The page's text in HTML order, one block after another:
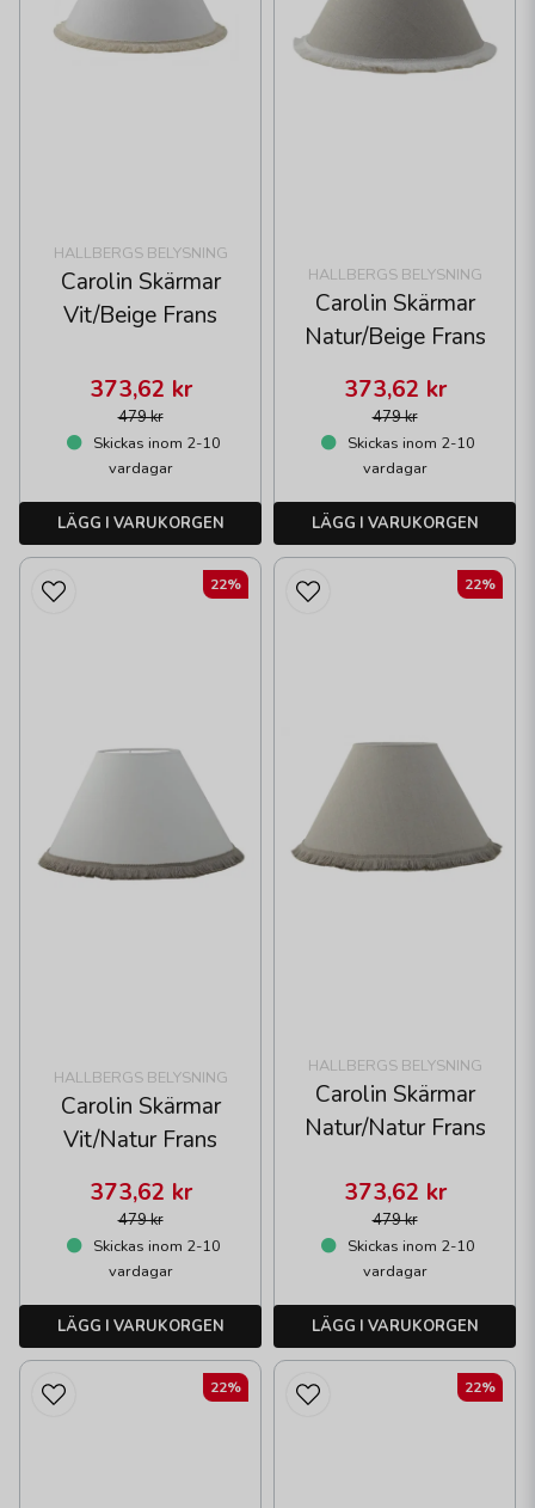
HALLBERGS BELYSNING
Carolin Skärmar
Vit/Beige Frans
479 kr
373,62 kr
Skickas inom 2-10
vardagar
LÄGG I VARUKORGEN
HALLBERGS BELYSNING
Carolin Skärmar
Natur/Beige Frans
479 kr
373,62 kr
Skickas inom 2-10
vardagar
LÄGG I VARUKORGEN
HALLBERGS BELYSNING
Carolin Skärmar
Vit/Natur Frans
479 kr
373,62 kr
Skickas inom 2-10
vardagar
LÄGG I VARUKORGEN
22%
HALLBERGS BELYSNING
Carolin Skärmar
Natur/Natur Frans
479 kr
373,62 kr
Skickas inom 2-10
vardagar
LÄGG I VARUKORGEN
22%
22% 22%